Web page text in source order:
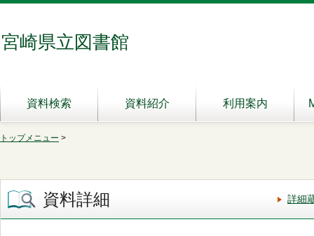
宮崎県立図書館
資料検索 資料紹介 利用案内
トップメニュー >
資料詳細 詳細